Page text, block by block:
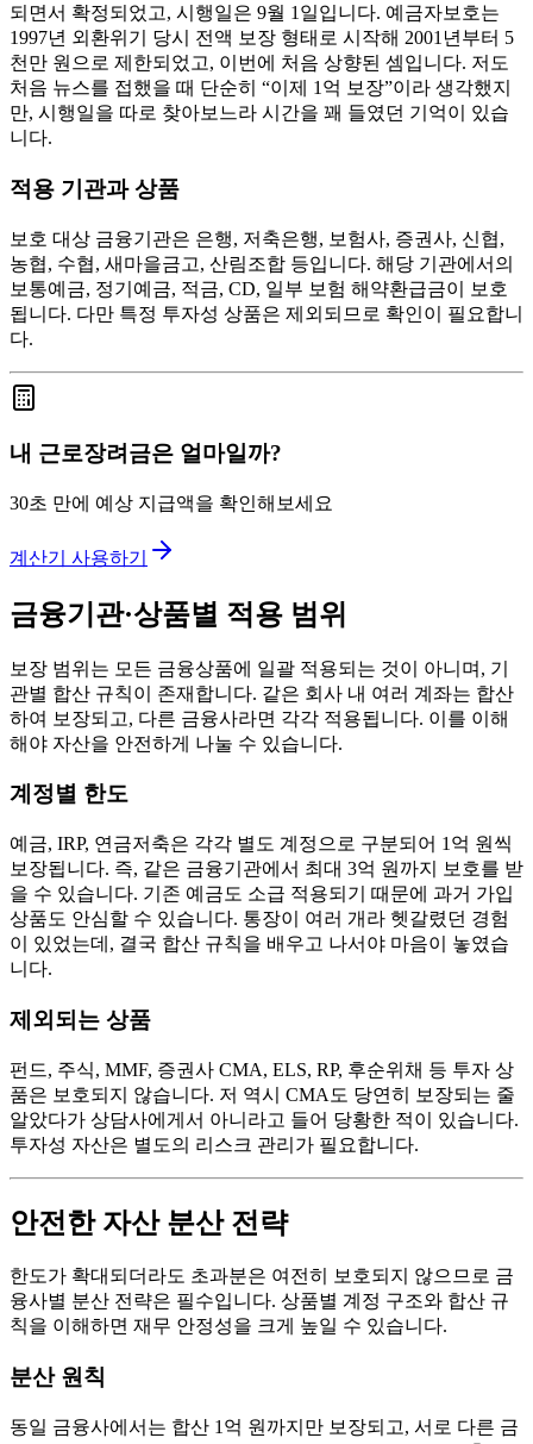
되면서 확정되었고, 시행일은 9월 1일입니다. 예금자보호는
1997년 외환위기 당시 전액 보장 형태로 시작해 2001년부터 5
천만 원으로 제한되었고, 이번에 처음 상향된 셈입니다. 저도
처음 뉴스를 접했을 때 단순히 “이제 1억 보장”이라 생각했지
만, 시행일을 따로 찾아보느라 시간을 꽤 들였던 기억이 있습
니다.
적용 기관과 상품
보호 대상 금융기관은 은행, 저축은행, 보험사, 증권사, 신협,
농협, 수협, 새마을금고, 산림조합 등입니다. 해당 기관에서의
보통예금, 정기예금, 적금, CD, 일부 보험 해약환급금이 보호
됩니다. 다만 특정 투자성 상품은 제외되므로 확인이 필요합니
다.
내 근로장려금은 얼마일까?
30초 만에 예상 지급액을 확인해보세요
계산기 사용하기
금융기관·상품별 적용 범위
보장 범위는 모든 금융상품에 일괄 적용되는 것이 아니며, 기
관별 합산 규칙이 존재합니다. 같은 회사 내 여러 계좌는 합산
하여 보장되고, 다른 금융사라면 각각 적용됩니다. 이를 이해
해야 자산을 안전하게 나눌 수 있습니다.
계정별 한도
예금, IRP, 연금저축은 각각 별도 계정으로 구분되어 1억 원씩
보장됩니다. 즉, 같은 금융기관에서 최대 3억 원까지 보호를 받
을 수 있습니다. 기존 예금도 소급 적용되기 때문에 과거 가입
상품도 안심할 수 있습니다. 통장이 여러 개라 헷갈렸던 경험
이 있었는데, 결국 합산 규칙을 배우고 나서야 마음이 놓였습
니다.
제외되는 상품
펀드, 주식, MMF, 증권사 CMA, ELS, RP, 후순위채 등 투자 상
품은 보호되지 않습니다. 저 역시 CMA도 당연히 보장되는 줄
알았다가 상담사에게서 아니라고 들어 당황한 적이 있습니다.
투자성 자산은 별도의 리스크 관리가 필요합니다.
안전한 자산 분산 전략
한도가 확대되더라도 초과분은 여전히 보호되지 않으므로 금
융사별 분산 전략은 필수입니다. 상품별 계정 구조와 합산 규
칙을 이해하면 재무 안정성을 크게 높일 수 있습니다.
분산 원칙
동일 금융사에서는 합산 1억 원까지만 보장되고, 서로 다른 금